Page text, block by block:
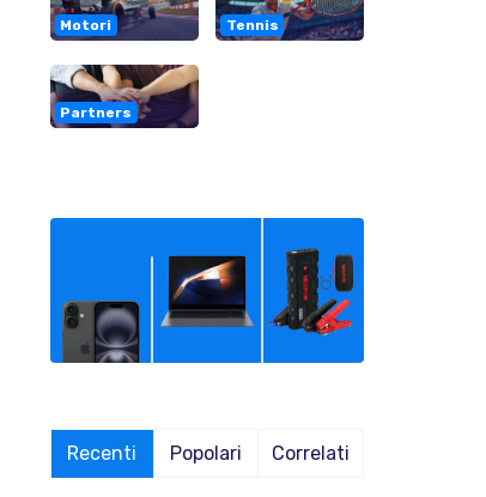
Motori Tennis
Partners
Recenti Popolari Correlati